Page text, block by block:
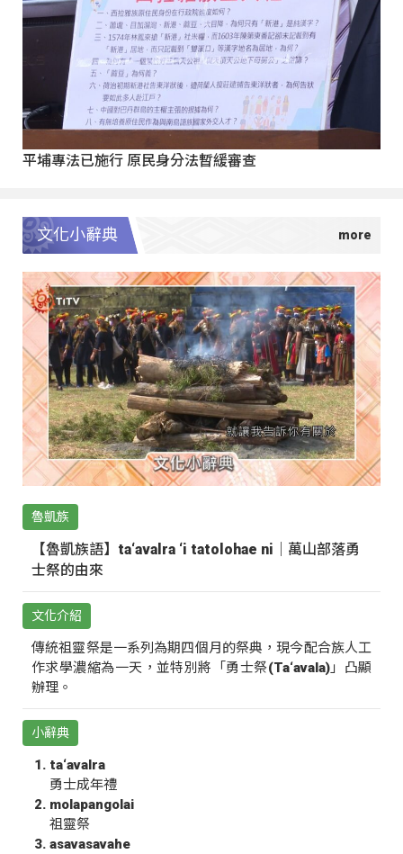
平埔專法已施行 原民身分法暫緩審查
文化小辭典
魯凱族
【魯凱族語】ta‘avalra ‘i tatolohae ni｜萬山部落勇
士祭的由來
文化介紹
傳統祖靈祭是一系列為期四個月的祭典，現今配合族人工
作求學濃縮為一天，並特別將「勇士祭(Ta‘avala)」凸顯
辦理。
小辭典
ta‘avalra
勇士成年禮
molapangolai
祖靈祭
asavasavahe